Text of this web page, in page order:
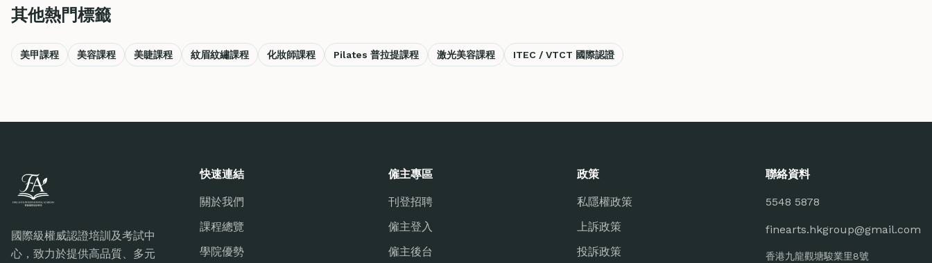
其他熱門標籤
美甲課程 美容課程 美睫課程 紋眉紋繡課程 化妝師課程 Pilates 普拉提課程 激光美容課程 ITEC / VTCT 國際認證
國際級權威認證培訓及考試中
心，致力於提供高品質、多元
快速連結
關於我們
課程總覽
學院優勢
僱主專區
刊登招聘
僱主登入
僱主後台
政策
私隱權政策
上訴政策
投訴政策
聯絡資料
5548 5878
finearts.hkgroup@gmail.com
香港九龍觀塘駿業里8號